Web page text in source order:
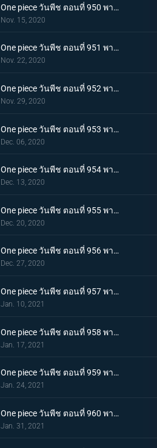
One piece วันพีช ตอนที่ 950 พากย์ไทย ความฝันของเหล่าทหาร! ลูฟี่ยึดครองอุด้ง!
Nov. 15, 2020
One piece วันพีช ตอนที่ 951 พากย์ไทย การไล่ล่าของโอโรจิ! หน่วยรบนินจา vs โซโล
Nov. 22, 2020
One piece วันพีช ตอนที่ 952 พากย์ไทย การเผชิญหน้าอย่างไม่คาดคิด! ของสี่จักรพรรดิทั้งสองคน
Nov. 29, 2020
One piece วันพีช ตอนที่ 953 พากย์ไทย คำสารภาพของฮิโยริ! พานพบอีกครั้งที่สะพานโออิฮิงิ
Dec. 06, 2020
One piece วันพีช ตอนที่ 954 พากย์ไทย ชื่อของมันคือเอ็นมะ! สุดยอดดาบของโอเด้ง!
Dec. 13, 2020
One piece วันพีช ตอนที่ 955 พากย์ไทย พันธมิตรใหม่? รวมพลกองกำลังไคโด!
Dec. 20, 2020
One piece วันพีช ตอนที่ 956 พากย์ไทย การต่อสู้ครั้งใหญ่! กลุ่มหมวกฟางเข้าโหมดต่อสู้!
Dec. 27, 2020
One piece วันพีช ตอนที่ 957 พากย์ไทย ข่าวใหญ่! เหตุการณ์ที่ส่งผลต่อ 7 เทพโจรสลัด!
Jan. 10, 2021
One piece วันพีช ตอนที่ 958 พากย์ไทย ตำนานการต่อสู้! การ์ปและโรเจอร์
Jan. 17, 2021
One piece วันพีช ตอนที่ 959 พากย์ไทย ท่าเรือที่นัดพบ! วะโนะคุนิองก์ 3 เริ่มแล้ว!
Jan. 24, 2021
One piece วันพีช ตอนที่ 960 พากย์ไทย ซามูไรอันดับหนึ่งของวะโนะคุนิ! โคสึกิ โอเด้ง มาแล้ว
Jan. 31, 2021